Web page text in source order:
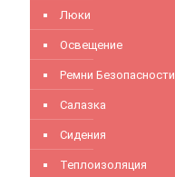
Люки
Освещение
Ремни Безопасности
Салазка
Сидения
Теплоизоляция